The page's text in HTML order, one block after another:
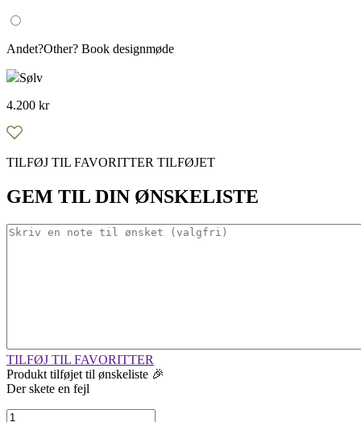
Andet?Other? Book designmøde
Sølv
4.200 kr
TILFØJ TIL FAVORITTER TILFØJET
GEM TIL DIN ØNSKELISTE
TILFØJ TIL FAVORITTER
Produkt tilføjet til ønskeliste 🎉
Der skete en fejl